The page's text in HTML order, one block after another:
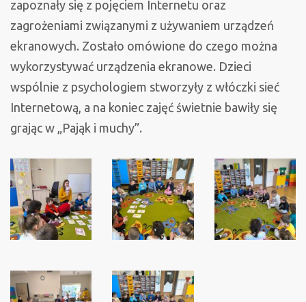
zapoznały się z pojęciem Internetu oraz
zagrożeniami związanymi z używaniem urządzeń
ekranowych. Zostało omówione do czego można
wykorzystywać urządzenia ekranowe. Dzieci
wspólnie z psychologiem stworzyły z włóczki sieć
Internetową, a na koniec zajęć świetnie bawiły się
grając w „Pająk i muchy”.